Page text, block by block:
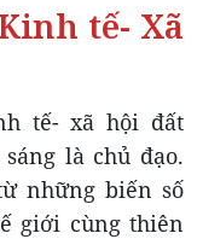
tế- Xã
tế- xã hội đất
là chủ đạo.
những biến số
giới cùng thiên